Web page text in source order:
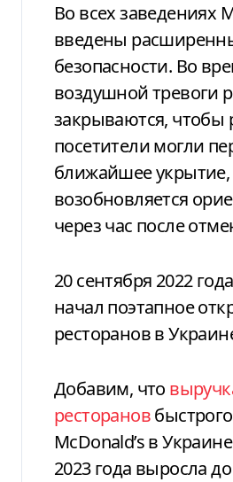
Во всех заведениях
введены
безопасности. Во
воздушной тревоги
закрываются, чтобы
посетители могли
ближайшее укрытие,
возобновляется
через час после
20 сентября 2022
начал поэтапное
ресторанов в
Добавим, что
ресторанов
McDonald’s в
2023 года выросла